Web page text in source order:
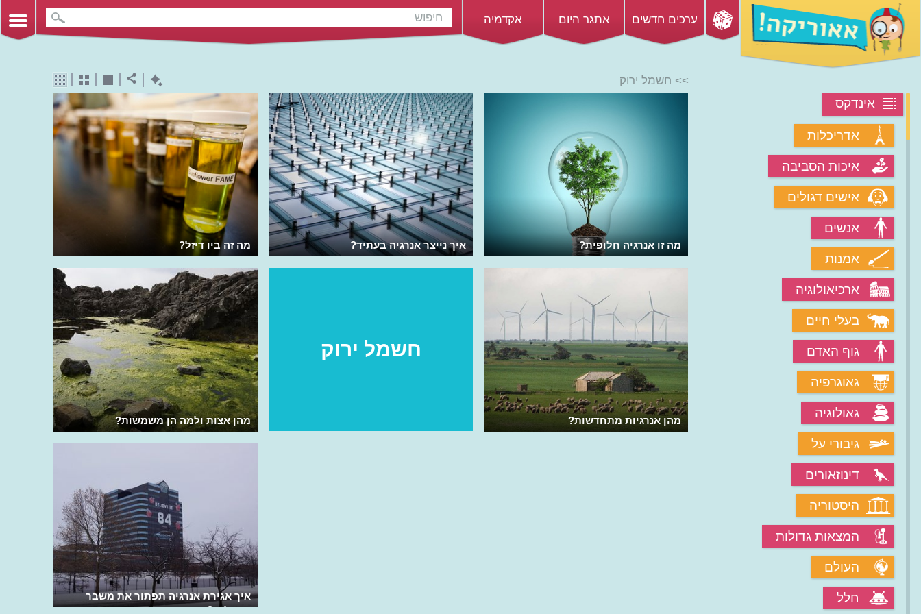
ערכים חדשים אתגר היום אקדמיה
אינדקס
אדריכלות
איכות הסביבה
אישים דגולים
אנשים
אמנות
ארכיאולוגיה
בעלי חיים
גוף האדם
גאוגרפיה
גאולוגיה
גיבורי על
דינוזאורים
היסטוריה
המצאות גדולות
העולם
חלל
>> חשמל ירוק
מה זה ביו דיזל? איך נייצר אנרגיה בעתיד? מה זו אנרגיה חלופית?
מהן אצות ולמה הן משמשות?
חשמל ירוק
מהן אנרגיות מתחדשות?
איך אגירת אנרגיה תפתור את משבר
האקלים?